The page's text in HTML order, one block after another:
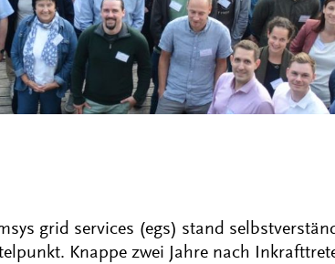
grid services (egs) stand
Knappe zwei Jahre nach